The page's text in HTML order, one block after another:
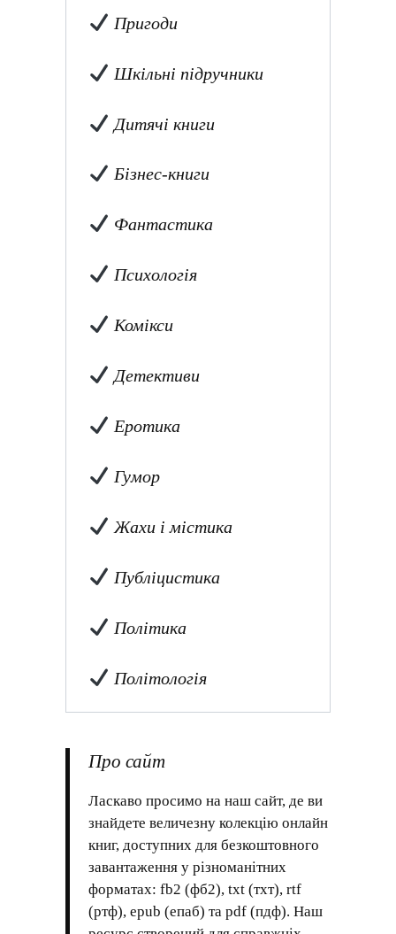
Пригоди
Шкільні підручники
Дитячі книги
Бізнес-книги
Фантастика
Психологія
Комікси
Детективи
Еротика
Гумор
Жахи і містика
Публіцистика
Політика
Політологія
Про сайт
Ласкаво просимо на наш сайт, де ви
знайдете величезну колекцію онлайн
книг, доступних для безкоштовного
завантаження у різноманітних
форматах: fb2 (фб2), txt (тхт), rtf
(ртф), epub (епаб) та pdf (пдф). Наш